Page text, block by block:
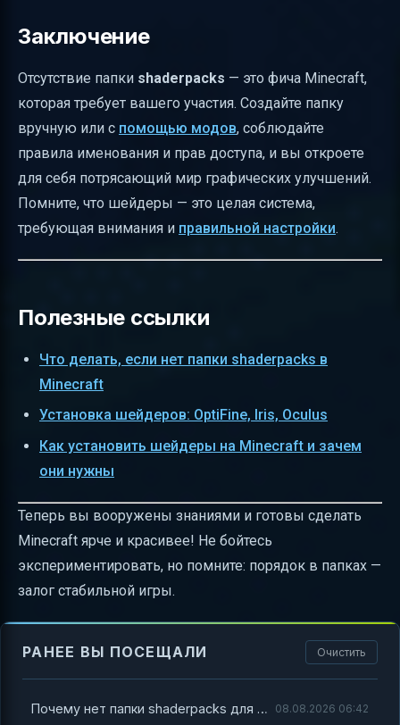
Заключение
Отсутствие папки shaderpacks — это фича Minecraft,
которая требует вашего участия. Создайте папку
вручную или с помощью модов, соблюдайте
правила именования и прав доступа, и вы откроете
для себя потрясающий мир графических улучшений.
Помните, что шейдеры — это целая система,
требующая внимания и правильной настройки.
Полезные ссылки
Что делать, если нет папки shaderpacks в
Minecraft
Установка шейдеров: OptiFine, Iris, Oculus
Как установить шейдеры на Minecraft и зачем
они нужны
Теперь вы вооружены знаниями и готовы сделать
Minecraft ярче и красивее! Не бойтесь
экспериментировать, но помните: порядок в папках —
залог стабильной игры.
РАНЕЕ ВЫ ПОСЕЩАЛИ Очистить
Почему нет папки shaderpacks для Minecraft и как её создать 08.08.2026 06:42